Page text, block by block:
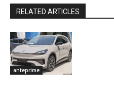
RELATED ARTICLES
anteprime